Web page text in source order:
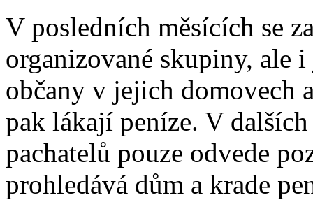
V posledních měsících se
organizované skupiny, ale
občany v jejich domovech
pak lákají peníze. V
pachatelů pouze odvede
prohledává dům a krade